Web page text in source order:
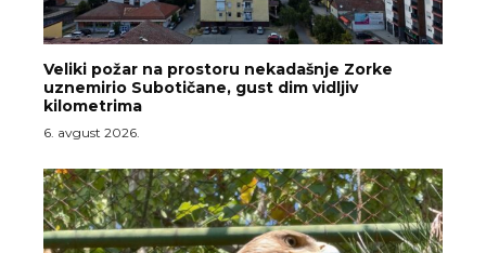
Veliki požar na prostoru nekadašnje Zorke
uznemirio Subotičane, gust dim vidljiv
kilometrima
6. avgust 2026.